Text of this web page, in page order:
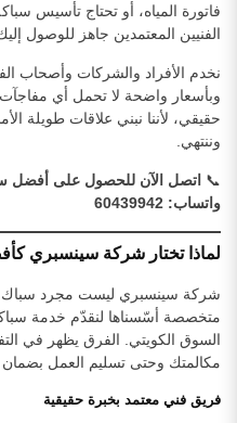
فاتورة المياه، أو تحتاج تأسيس
الفنيين المعتمدين جاهز للوصول
نخدم الأفراد والشركات وأصحاب
وبأسعار واضحة لا تحمل أي
حقيقي، لأننا نبني علاقات طويلة
وننتهي.
📞 اتصل الآن للحصول على أفضل سعر:
واتساب: 60439942
لماذا تختار شركة سينسبري
شركة سينسبري ليست مجرد
متخصصة أسّسناها لنقدّم خدمة
السوق الكويتي. الفرق يظهر في
مكالمتك وحتى تسليم العمل
فريق فني معتمد بخبرة حقيقية